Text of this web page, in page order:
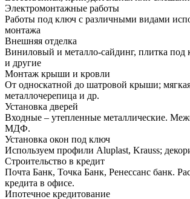
Электромонтажные работы
Работы под ключ с различными видами
монтажа
Внешняя отделка
Виниловый и металло-сайдинг, плитка под
и другие
Монтаж крыши и кровли
От односкатной до шатровой крыши;
металлочерепица и др.
Установка дверей
Входные – утепленные металлические.
МДФ.
Установка окон под ключ
Используем профили Aluplast, Krauss;
Строительство в кредит
Почта Банк, Точка Банк, Ренессанс банк.
кредита в офисе.
Ипотечное кредитование